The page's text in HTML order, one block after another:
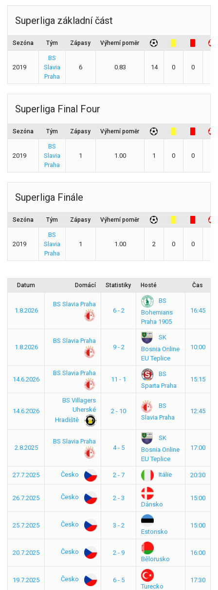
Superliga základní část
Sezóna Tým Zápasy Výherní poměr
2019
BS
Slavia
Praha
6 0.83 14 0 0
Superliga Final Four
Sezóna Tým Zápasy Výherní poměr
2019
BS
Slavia
Praha
1 1.00 1 0 0
Superliga Finále
Sezóna Tým Zápasy Výherní poměr
2019
BS
Slavia
Praha
1 1.00 2 0 0
Datum Domácí Statistiky Hosté Čas
1.8.2026
BS Slavia Praha
6 - 2
BS
Bohemians
Praha 1905
16:45
1.8.2026
BS Slavia Praha
9 - 2
SK
Bosnia Online
EU Teplice
10:00
14.6.2026
BS Slavia Praha
11 - 1
BS
Sparta Praha
15:15
14.6.2026
BS Villagers
Uherské
Hradiště
2 - 10
BS
Slavia Praha
12:45
2.8.2025
BS Slavia Praha
4 - 5
SK
Bosnia Online
EU Teplice
17:00
27.7.2025 Česko 2 - 7 Itálie 20:30
26.7.2025 Česko
2 - 3
Dánsko
15:00
25.7.2025 Česko
3 - 2
Estonsko
15:00
20.7.2025 Česko
2 - 9
Bělorusko
16:00
19.7.2025 Česko
6 - 5
Turecko
17:30